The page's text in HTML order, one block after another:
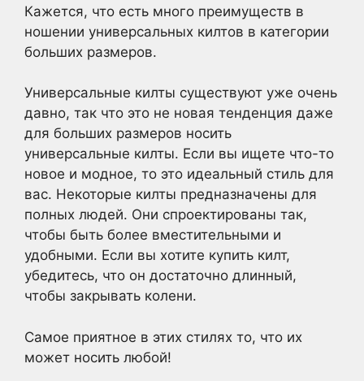
Кажется, что есть много преимуществ в
ношении универсальных килтов в категории
больших размеров.
Универсальные килты существуют уже очень
давно, так что это не новая тенденция даже
для больших размеров носить
универсальные килты. Если вы ищете что-то
новое и модное, то это идеальный стиль для
вас. Некоторые килты предназначены для
полных людей. Они спроектированы так,
чтобы быть более вместительными и
удобными. Если вы хотите купить килт,
убедитесь, что он достаточно длинный,
чтобы закрывать колени.
Самое приятное в этих стилях то, что их
может носить любой!